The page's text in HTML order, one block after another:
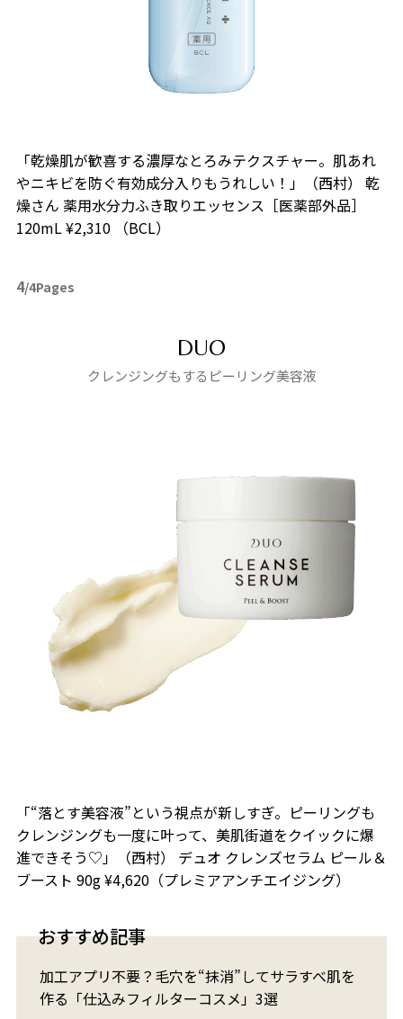
「乾燥肌が歓喜する濃厚なとろみテクスチャー。肌あれ
やニキビを防ぐ有効成分入りもうれしい！」（西村） 乾
燥さん 薬用水分力ふき取りエッセンス［医薬部外品］
120mL ¥2,310 （BCL）
4/4Pages
DUO
クレンジングもするピーリング美容液
「“落とす美容液”という視点が新しすぎ。ピーリングも
クレンジングも一度に叶って、美肌街道をクイックに爆
進できそう♡」（西村） デュオ クレンズセラム ピール＆
ブースト 90g ¥4,620（プレミアアンチエイジング）
おすすめ記事
加工アプリ不要？毛穴を“抹消”してサラすべ肌を
作る「仕込みフィルターコスメ」3選